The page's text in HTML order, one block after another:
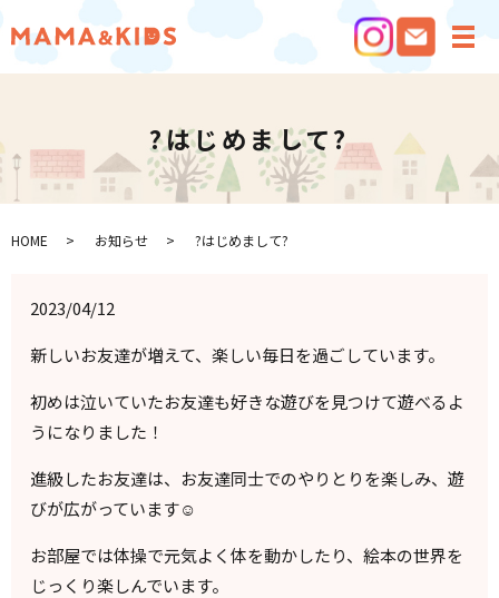
メ
?はじめまして?
HOME お知らせ ?はじめまして?
2023/04/12
新しいお友達が増えて、楽しい毎日を過ごしています。
初めは泣いていたお友達も好きな遊びを見つけて遊べるよ
うになりました！
進級したお友達は、お友達同士でのやりとりを楽しみ、遊
びが広がっています☺️
お部屋では体操で元気よく体を動かしたり、絵本の世界を
じっくり楽しんでいます。